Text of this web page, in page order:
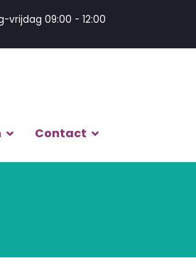
vrijdag 09:00 - 12:00
Contact